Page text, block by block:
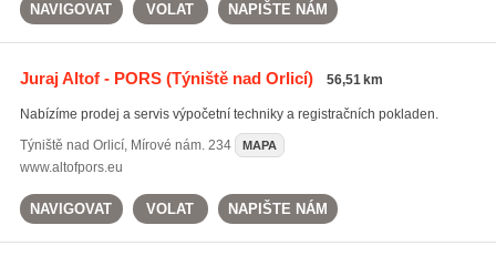
NAVIGOVAT VOLAT NAPIŠTE NÁM
Juraj Altof - PORS(Týniště nad Orlicí) 56,51 km
Nabízíme prodej a servis výpočetní techniky a registračních pokladen.
Týniště nad Orlicí, Mírové nám. 234 MAPA
www.altofpors.eu
NAVIGOVAT VOLAT NAPIŠTE NÁM